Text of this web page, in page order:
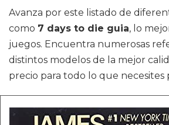
Avanza por este listado de
como 7 days to die guia, lo
juegos. Encuentra numerosas
distintos modelos de la mejor
precio para todo lo que necesites